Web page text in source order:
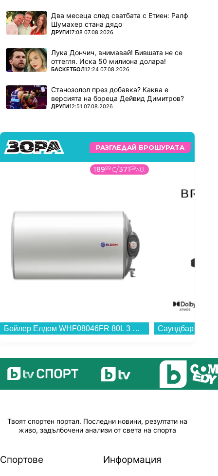
Два месеца след сватбата с Етиен: Ралф
Шумахер стана дядо
ПОВЕЧЕ ОТ
ДРУГИ17:08 07.08.2026
Лука Дончич, внимавай! Бившата не се
оттегля. Иска 50 милиона долара!
ПОВЕЧЕ ОТ
БАСКЕТБОЛ12:24 07.08.2026
Станозолол през добавка? Каква е
версията на бореца Дейвид Димитров?
ПОВЕЧЕ ОТ
ДРУГИ12:51 07.08.2026
РАЗГЛЕДАЙ БРОШУРАТА
18999€/37159лв.
Бойлер Елдом WHF08046FR 80L 3 KW , 3 , 77 , C , Хоризонтален...
Твоят спортен портал. Последни новини, резултати на
живо, задълбочени анализи от света на спорта
Спортове Информация